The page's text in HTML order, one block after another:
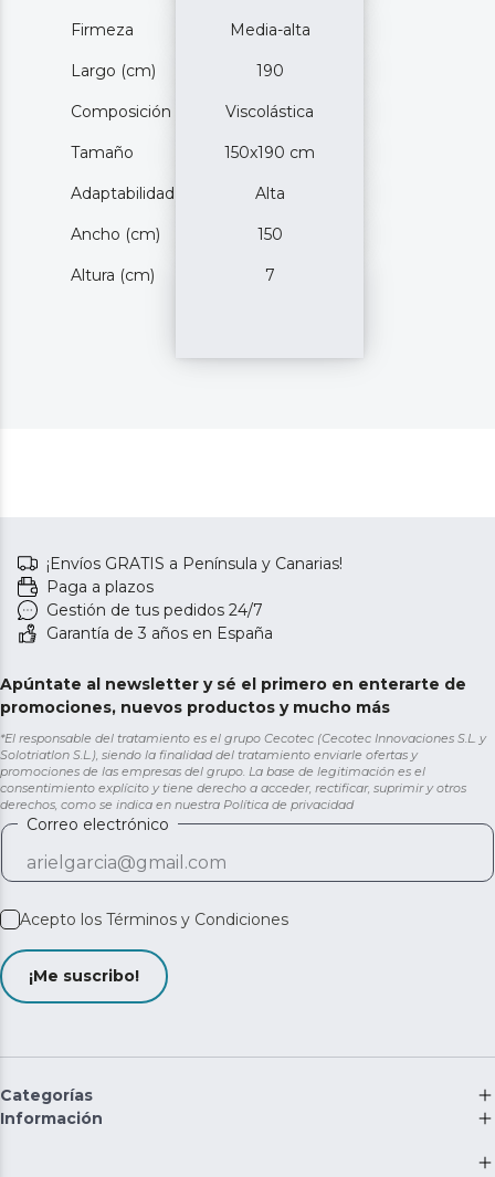
Firmeza Media-alta
Largo (cm) 190
Composición Viscolástica
Tamaño 150x190 cm
Adaptabilidad Alta
Ancho (cm) 150
Altura (cm) 7
¡Envíos GRATIS a Península y Canarias!
Paga a plazos
Gestión de tus pedidos 24/7
Garantía de 3 años en España
Apúntate al newsletter y sé el primero en enterarte de
promociones, nuevos productos y mucho más
*El responsable del tratamiento es el grupo Cecotec (Cecotec Innovaciones S.L. y
Solotriatlon S.L.), siendo la finalidad del tratamiento enviarle ofertas y
promociones de las empresas del grupo. La base de legitimación es el
consentimiento explícito y tiene derecho a acceder, rectificar, suprimir y otros
derechos, como se indica en nuestra Política de privacidad
Correo electrónico
Acepto los Términos y Condiciones
¡Me suscribo!
Categorías
Información